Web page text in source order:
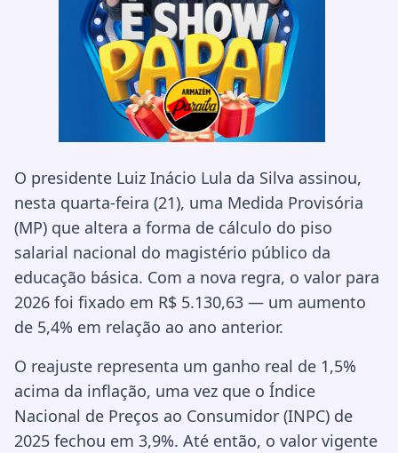
O presidente Luiz Inácio Lula da Silva assinou,
nesta quarta-feira (21), uma Medida Provisória
(MP) que altera a forma de cálculo do piso
salarial nacional do magistério público da
educação básica. Com a nova regra, o valor para
2026 foi fixado em R$ 5.130,63 — um aumento
de 5,4% em relação ao ano anterior.
O reajuste representa um ganho real de 1,5%
acima da inflação, uma vez que o Índice
Nacional de Preços ao Consumidor (INPC) de
2025 fechou em 3,9%. Até então, o valor vigente